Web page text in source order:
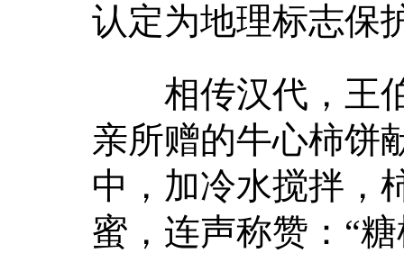
认定为地理标志保
相传汉代，王伯
亲所赠的牛心柿饼
中，加冷水搅拌，
蜜，连声称赞：“